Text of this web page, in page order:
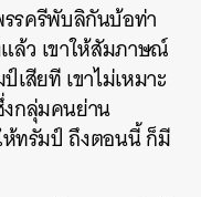
รครีพับลิกันบ้อท่า
ล้ว เขาให้สัมภาษณ์
สียที เขาไม่เหมาะ
งกลุ่มคนย่าน
ห้ทรัมป์ ถึงตอนนี้ ก็มี